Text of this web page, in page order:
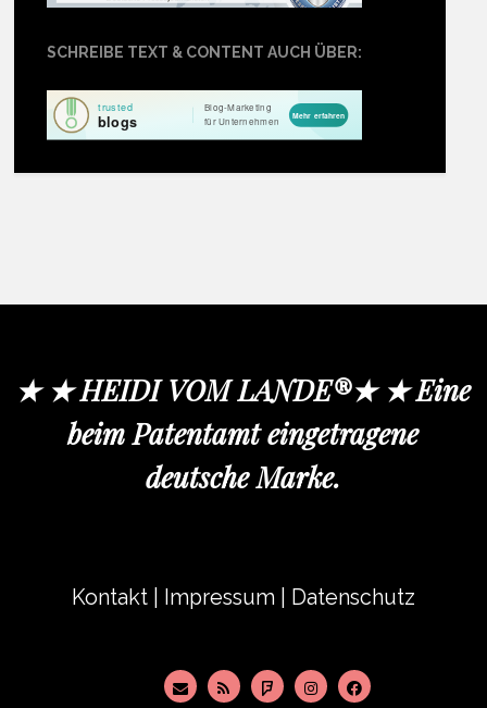
SCHREIBE TEXT & CONTENT AUCH ÜBER:
★ ★ HEIDI VOM LANDE®★ ★ Eine
beim Patentamt eingetragene
deutsche Marke.
Kontakt Impressum Datenschutz